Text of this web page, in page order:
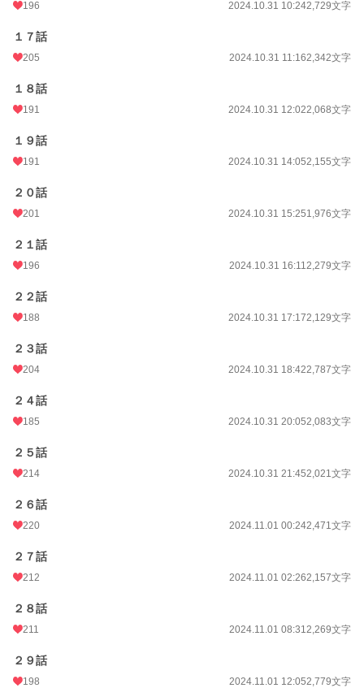
196 2024.10.31 10:242,729文字
１７話
205 2024.10.31 11:162,342文字
１８話
191 2024.10.31 12:022,068文字
１９話
191 2024.10.31 14:052,155文字
２０話
201 2024.10.31 15:251,976文字
２１話
196 2024.10.31 16:112,279文字
２２話
188 2024.10.31 17:172,129文字
２３話
204 2024.10.31 18:422,787文字
２４話
185 2024.10.31 20:052,083文字
２５話
214 2024.10.31 21:452,021文字
２６話
220 2024.11.01 00:242,471文字
２７話
212 2024.11.01 02:262,157文字
２８話
211 2024.11.01 08:312,269文字
２９話
198 2024.11.01 12:052,779文字